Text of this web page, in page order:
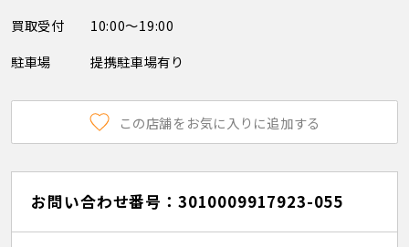
買取受付
10:00～19:00
駐車場
提携駐車場有り
この店舗をお気に入りに追加する
お問い合わせ番号：3010009917923-055